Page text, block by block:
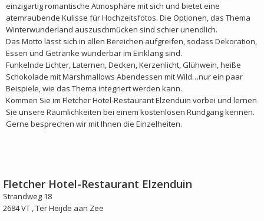
einzigartig romantische Atmosphäre mit sich und bietet eine
atemraubende Kulisse für Hochzeitsfotos. Die Optionen, das Thema
Winterwunderland auszuschmücken sind schier unendlich.
Das Motto lässt sich in allen Bereichen aufgreifen, sodass Dekoration,
Essen und Getränke wunderbar im Einklang sind.
Funkelnde Lichter, Laternen, Decken, Kerzenlicht, Glühwein, heiße
Schokolade mit Marshmallows Abendessen mit Wild…nur ein paar
Beispiele, wie das Thema integriert werden kann.
Kommen Sie im Fletcher Hotel-Restaurant Elzenduin vorbei und lernen
Sie unsere Räumlichkeiten bei einem kostenlosen Rundgang kennen.
Gerne besprechen wir mit Ihnen die Einzelheiten.
Fletcher Hotel-Restaurant Elzenduin
Strandweg 18
2684 VT , Ter Heijde aan Zee